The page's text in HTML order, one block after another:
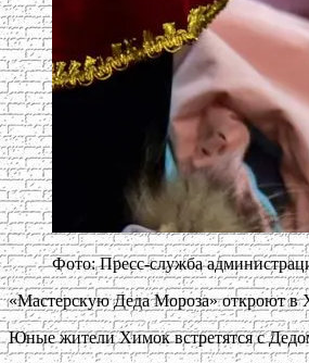
Фото: Пресс-служба
«Мастерскую Деда Мороза» откроют в
Юные жители Химок встретятся с